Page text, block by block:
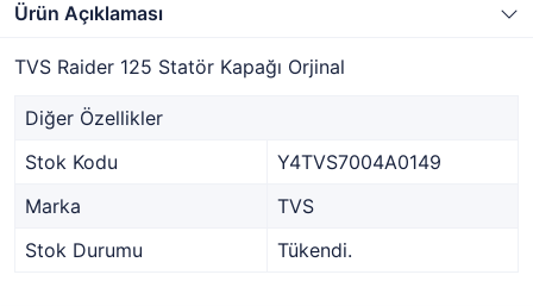
Ürün Açıklaması
TVS Raider 125 Statör Kapağı Orjinal
Diğer Özellikler
Stok Kodu
Y4TVS7004A0149
Marka
TVS
Stok Durumu
Tükendi.